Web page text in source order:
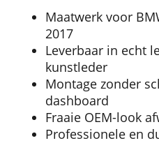
Maatwerk voor
2017
Leverbaar in echt
kunstleder
Montage zonder
dashboard
Fraaie OEM-look
Professionele en